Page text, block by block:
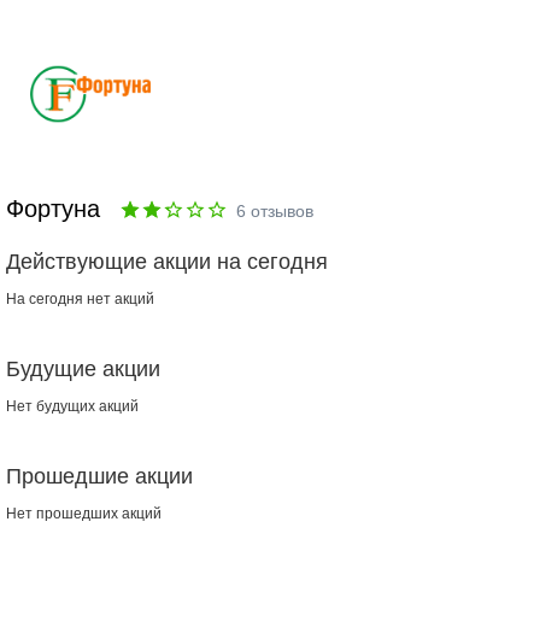
Фортуна 6 отзывов
Действующие акции на сегодня
На сегодня нет акций
Будущие акции
Нет будущих акций
Прошедшие акции
Нет прошедших акций